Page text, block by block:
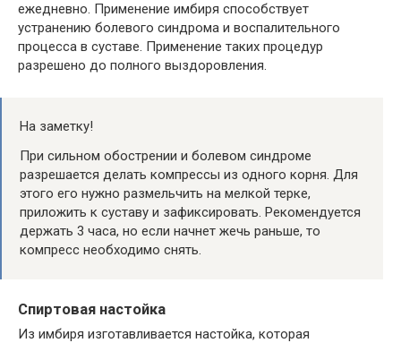
ежедневно. Применение имбиря способствует
устранению болевого синдрома и воспалительного
процесса в суставе. Применение таких процедур
разрешено до полного выздоровления.
На заметку!
При сильном обострении и болевом синдроме
разрешается делать компрессы из одного корня. Для
этого его нужно размельчить на мелкой терке,
приложить к суставу и зафиксировать. Рекомендуется
держать 3 часа, но если начнет жечь раньше, то
компресс необходимо снять.
Спиртовая настойка
Из имбиря изготавливается настойка, которая